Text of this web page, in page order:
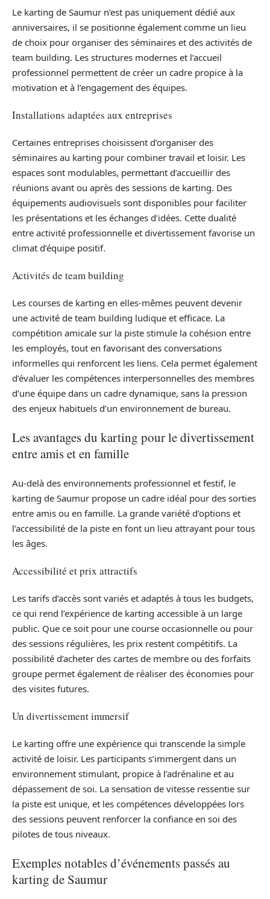
Le karting de Saumur n’est pas uniquement dédié aux
anniversaires, il se positionne également comme un lieu
de choix pour organiser des séminaires et des activités de
team building. Les structures modernes et l’accueil
professionnel permettent de créer un cadre propice à la
motivation et à l’engagement des équipes.
Installations adaptées aux entreprises
Certaines entreprises choisissent d’organiser des
séminaires au karting pour combiner travail et loisir. Les
espaces sont modulables, permettant d’accueillir des
réunions avant ou après des sessions de karting. Des
équipements audiovisuels sont disponibles pour faciliter
les présentations et les échanges d’idées. Cette dualité
entre activité professionnelle et divertissement favorise un
climat d’équipe positif.
Activités de team building
Les courses de karting en elles-mêmes peuvent devenir
une activité de team building ludique et efficace. La
compétition amicale sur la piste stimule la cohésion entre
les employés, tout en favorisant des conversations
informelles qui renforcent les liens. Cela permet également
d’évaluer les compétences interpersonnelles des membres
d’une équipe dans un cadre dynamique, sans la pression
des enjeux habituels d’un environnement de bureau.
Les avantages du karting pour le divertissement
entre amis et en famille
Au-delà des environnements professionnel et festif, le
karting de Saumur propose un cadre idéal pour des sorties
entre amis ou en famille. La grande variété d’options et
l’accessibilité de la piste en font un lieu attrayant pour tous
les âges.
Accessibilité et prix attractifs
Les tarifs d’accès sont variés et adaptés à tous les budgets,
ce qui rend l’expérience de karting accessible à un large
public. Que ce soit pour une course occasionnelle ou pour
des sessions régulières, les prix restent compétitifs. La
possibilité d’acheter des cartes de membre ou des forfaits
groupe permet également de réaliser des économies pour
des visites futures.
Un divertissement immersif
Le karting offre une expérience qui transcende la simple
activité de loisir. Les participants s’immergent dans un
environnement stimulant, propice à l’adrénaline et au
dépassement de soi. La sensation de vitesse ressentie sur
la piste est unique, et les compétences développées lors
des sessions peuvent renforcer la confiance en soi des
pilotes de tous niveaux.
Exemples notables d’événements passés au
karting de Saumur